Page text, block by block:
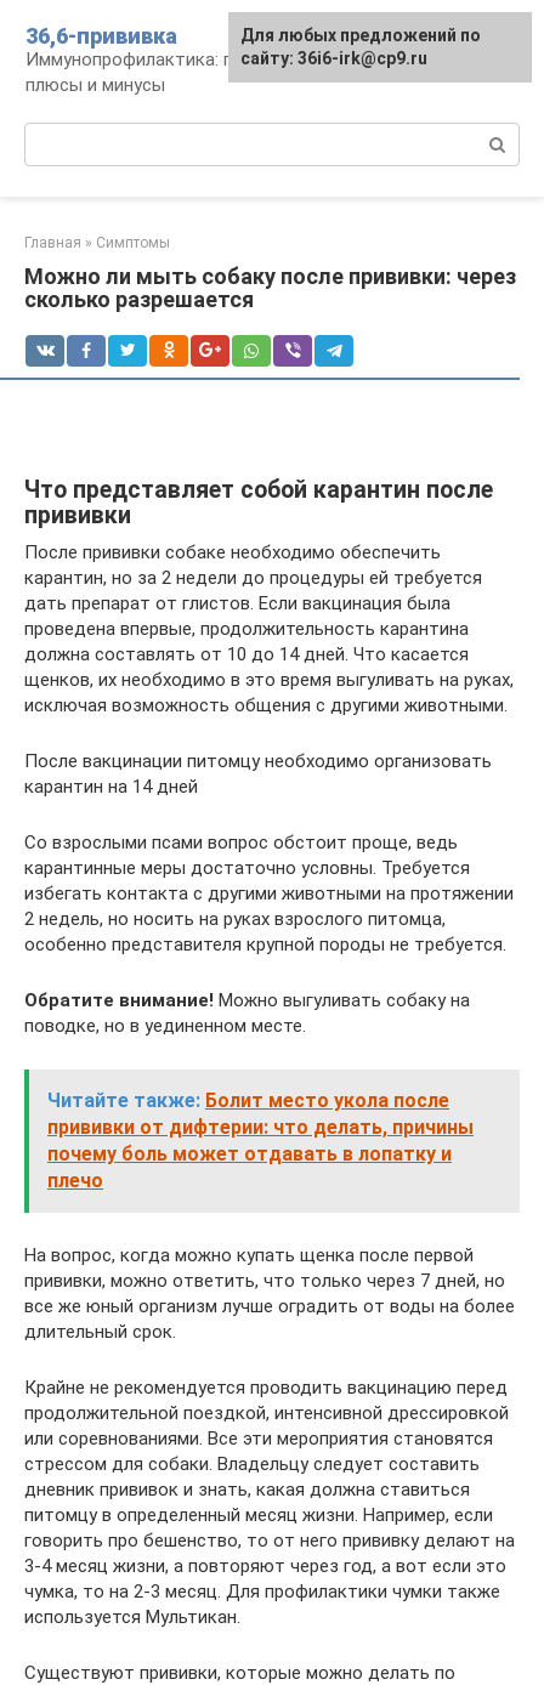
контенту
36,6-прививка
Иммунопрофилактика: график, препараты,
плюсы и минусы
Главная » Симптомы
Можно ли мыть собаку после прививки: через
сколько разрешается
Что представляет собой карантин после
прививки
После прививки собаке необходимо обеспечить
карантин, но за 2 недели до процедуры ей требуется
дать препарат от глистов. Если вакцинация была
проведена впервые, продолжительность карантина
должна составлять от 10 до 14 дней. Что касается
щенков, их необходимо в это время выгуливать на руках,
исключая возможность общения с другими животными.
После вакцинации питомцу необходимо организовать
карантин на 14 дней
Со взрослыми псами вопрос обстоит проще, ведь
карантинные меры достаточно условны. Требуется
избегать контакта с другими животными на протяжении
2 недель, но носить на руках взрослого питомца,
особенно представителя крупной породы не требуется.
Обратите внимание! Можно выгуливать собаку на
поводке, но в уединенном месте.
Читайте также: Болит место укола после
прививки от дифтерии: что делать, причины
почему боль может отдавать в лопатку и
плечо
На вопрос, когда можно купать щенка после первой
прививки, можно ответить, что только через 7 дней, но
все же юный организм лучше оградить от воды на более
длительный срок.
Крайне не рекомендуется проводить вакцинацию перед
продолжительной поездкой, интенсивной дрессировкой
или соревнованиями. Все эти мероприятия становятся
стрессом для собаки. Владельцу следует составить
дневник прививок и знать, какая должна ставиться
питомцу в определенный месяц жизни. Например, если
говорить про бешенство, то от него прививку делают на
3-4 месяц жизни, а повторяют через год, а вот если это
чумка, то на 2-3 месяц. Для профилактики чумки также
используется Мультикан.
Существуют прививки, которые можно делать по
Для любых предложений по
сайту: 36i6-irk@cp9.ru